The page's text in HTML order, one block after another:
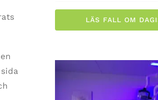
LÄS FALL OM